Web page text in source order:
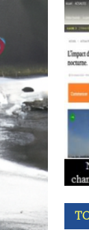
et comment les